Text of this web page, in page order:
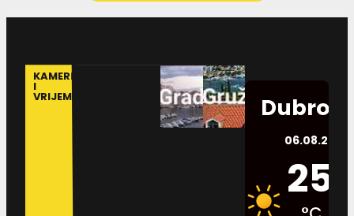
KAMERE
I
VRIJEME
06.08.2026.
25